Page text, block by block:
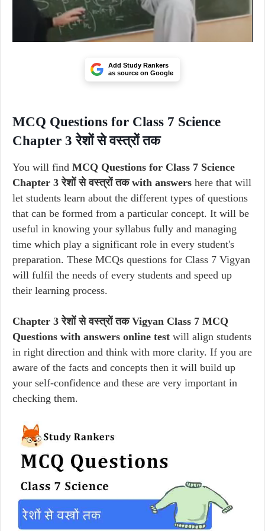
Add Study Rankers
as source on Google
MCQ Questions for Class 7 Science
Chapter 3 रेशों से वस्त्रों तक
You will find MCQ Questions for Class 7 Science
Chapter 3 रेशों से वस्त्रों तक with answers here that will
let students learn about the different types of questions
that can be formed from a particular concept. It will be
useful in knowing your syllabus fully and managing
time which play a significant role in every student's
preparation. These MCQs questions for Class 7 Vigyan
will fulfil the needs of every students and speed up
their learning process.
Chapter 3 रेशों से वस्त्रों तक Vigyan Class 7 MCQ
Questions with answers online test will align students
in right direction and think with more clarity. If you are
aware of the facts and concepts then it will build up
your self-confidence and these are very important in
checking them.